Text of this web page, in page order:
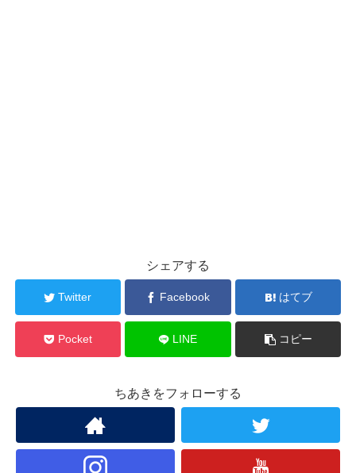
シェアする
Twitter Facebook はてブ
Pocket LINE コピー
ちあきをフォローする